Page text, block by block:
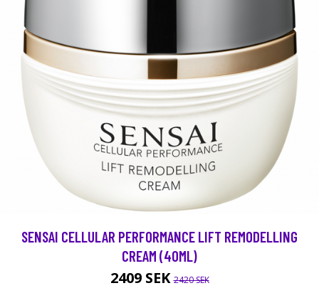
SENSAI CELLULAR PERFORMANCE LIFT REMODELLING
CREAM (40ML)
2409 SEK2420 SEK